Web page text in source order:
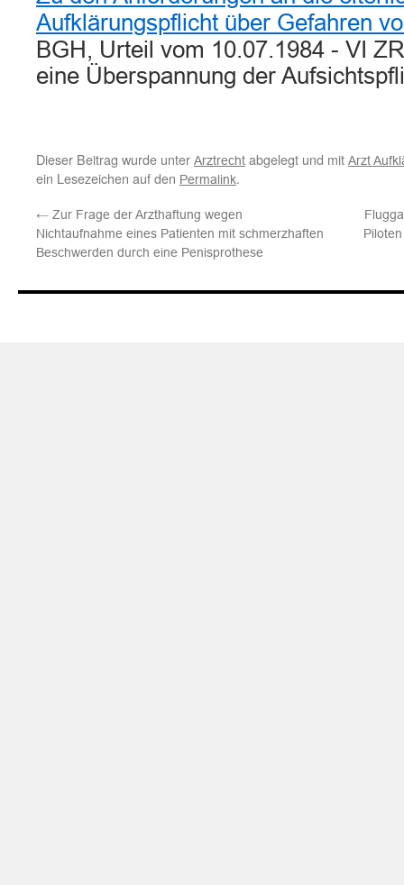
Aufklärungspflicht über Gefahren
BGH, Urteil vom 10.07.1984 - VI
eine Überspannung der
Dieser Beitrag wurde unter Arztrecht abgelegt und mit Arzt
ein Lesezeichen auf den Permalink.
← Zur Frage der Arzthaftung wegen
Nichtaufnahme eines Patienten mit schmerzhaften
Beschwerden durch eine Penisprothese